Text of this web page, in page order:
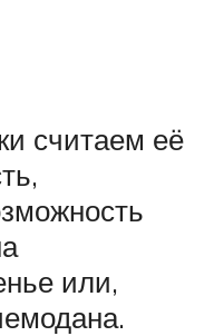
считаем её
или,